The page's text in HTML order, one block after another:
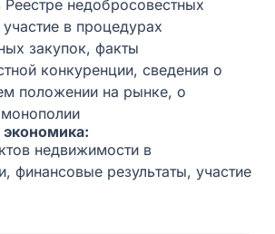
недобросовестных
в процедурах
закупок, факты
конкуренции, сведения о
положении на рынке, о
монополии
недвижимости в
финансовые результаты, участие